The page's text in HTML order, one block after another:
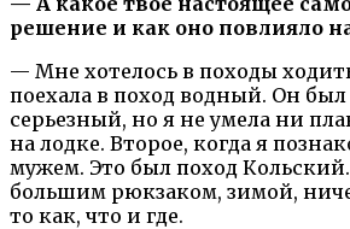
решение и как оно повлияло
— Мне хотелось в походы
поехала в поход водный. Он
серьезный, но я не умела ни
на лодке. Второе, когда я
мужем. Это был поход
большим рюкзаком, зимой,
то как, что и где.